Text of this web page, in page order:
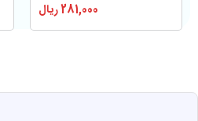
281,000ریال